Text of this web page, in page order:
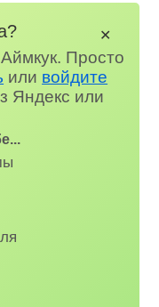
Просто
или войдите
Яндекс или
✕